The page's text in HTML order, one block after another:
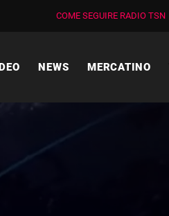
COME SEGUIRE RADIO TSN
NEWS MERCATINO